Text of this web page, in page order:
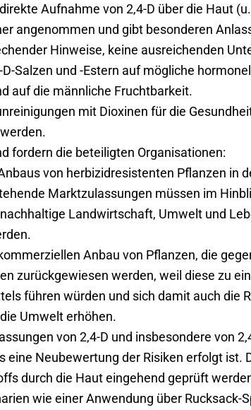
Aufnahme von 2,4-D über die Haut
angenommen und gibt besonderen
Hinweise, keine ausreichenden
Salzen und -Estern auf mögliche
auf die männliche Fruchtbarkeit.
mit Dioxinen für die
fordern die beteiligten Organisationen:
von herbizidresistenten Pflanzen in
Marktzulassungen müssen im
Landwirtschaft, Umwelt und
Anbau von Pflanzen, die
zurückgewiesen werden, weil diese zu
führen würden und sich damit auch die
Umwelt erhöhen.
von 2,4-D und insbesondere von
eine Neubewertung der Risiken erfolgt ist.
durch die Haut eingehend geprüft
wie einer Anwendung über Rucksack-